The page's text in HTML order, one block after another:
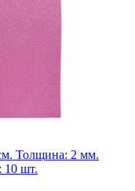
Толщина: 2 мм.
10 шт.